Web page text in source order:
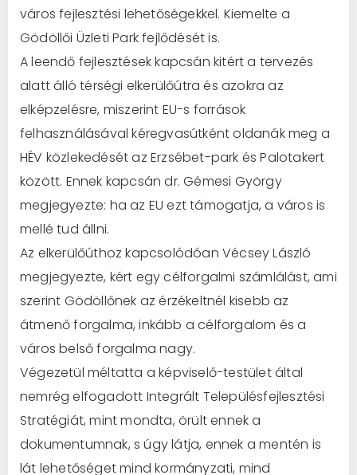
város fejlesztési lehetőségekkel. Kiemelte a
Gödöllői Üzleti Park fejlődését is.
A leendő fejlesztések kapcsán kitért a tervezés
alatt álló térségi elkerülőútra és azokra az
elképzelésre, miszerint EU-s források
felhasználásával kéregvasútként oldanák meg a
HÉV közlekedését az Erzsébet-park és Palotakert
között. Ennek kapcsán dr. Gémesi György
megjegyezte: ha az EU ezt támogatja, a város is
mellé tud állni.
Az elkerülőúthoz kapcsolódóan Vécsey László
megjegyezte, kért egy célforgalmi számlálást, ami
szerint Gödöllőnek az érzékeltnél kisebb az
átmenő forgalma, inkább a célforgalom és a
város belső forgalma nagy.
Végezetül méltatta a képviselő-testület által
nemrég elfogadott Integrált Településfejlesztési
Stratégiát, mint mondta, örült ennek a
dokumentumnak, s úgy látja, ennek a mentén is
lát lehetőséget mind kormányzati, mind